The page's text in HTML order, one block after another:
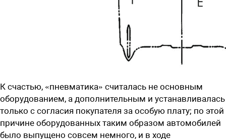
К счастью, «пневматика» считалась не основным
оборудованием, а дополнительным и устанавливалась
только с согласия покупателя за особую плату; по этой
причине оборудованных таким образом автомобилей
было выпущено совсем немного, и в ходе